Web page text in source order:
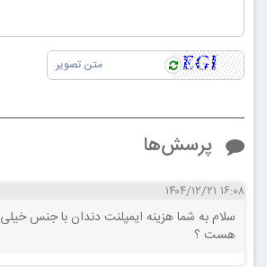
پرسش‌ها
۱۶:۰۸ ۱۴۰۴/۱۲/۲۱
سلام به شما هزینه ایمپلنت دندان با جنس
هست ؟